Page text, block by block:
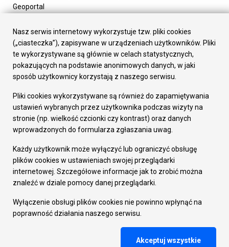
Geoportal
Załatw sprawę
Prezydent Miasta
Rada Miasta
Wydziały
Elektroniczna Skrzynka Podawcza
Gospodarka
Fundusze europejskie
Środki krajowe
Oferty inwestycyjne
Pozostałe
Deklaracja dostępności
Dane osobowe
Dodaj opinię o witrynie
Nasz serwis internetowy wykorzystuje tzw. pliki cookies
(„ciasteczka”), zapisywane w urządzeniach użytkowników. Pliki
te wykorzystywane są głównie w celach statystycznych,
pokazujących na podstawie anonimowych danych, w jaki
sposób użytkownicy korzystają z naszego serwisu.
Pliki cookies wykorzystywane są również do zapamiętywania
ustawień wybranych przez użytkownika podczas wizyty na
stronie (np. wielkość czcionki czy kontrast) oraz danych
wprowadzonych do formularza zgłaszania uwag.
Każdy użytkownik może wyłączyć lub ograniczyć obsługę
plików cookies w ustawieniach swojej przeglądarki
internetowej. Szczegółowe informacje jak to zrobić można
znaleźć w dziale pomocy danej przeglądarki.
Wyłączenie obsługi plików cookies nie powinno wpłynąć na
poprawność działania naszego serwisu.
Akceptuj wszystkie